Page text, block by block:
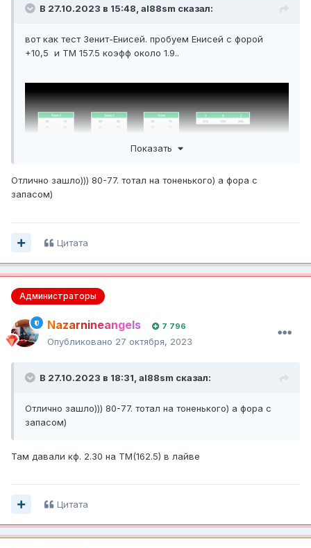
В 27.10.2023 в 15:48, al88sm сказал:
вот как тест Зенит-Енисей. пробуем Енисей с форой
+10,5 и ТМ 157.5 коэфф около 1.9..
Показать
Отлично зашло))) 80-77. тотал на тоненького) а фора с
запасом)
Цитата
Администраторы
Nazarnineangels 7 796
Опубликовано 27 октября, 2023
В 27.10.2023 в 18:31, al88sm сказал:
Отлично зашло))) 80-77. тотал на тоненького) а фора с
запасом)
Там давали кф. 2.30 на ТМ(162.5) в лайве
Цитата